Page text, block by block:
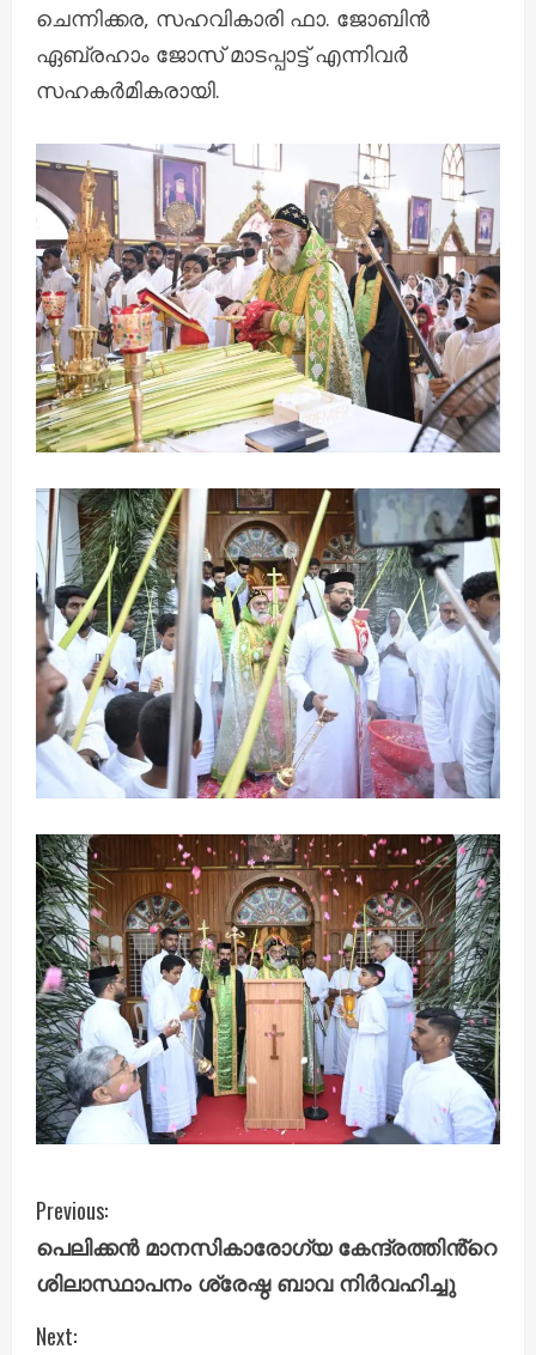
ചെന്നിക്കര, സഹവികാരി ഫാ. ജോബിൻ
ഏബ്രഹാം ജോസ് മാടപ്പാട്ട് എന്നിവർ
സഹകർമികരായി.
C
o
n
Previous:
പെലിക്കൻ മാനസികാരോഗ്യ കേന്ദ്രത്തിൻ്റെ
ശിലാസ്ഥാപനം ശ്രേഷ്ഠ ബാവ നിർവഹിച്ചു
Next: